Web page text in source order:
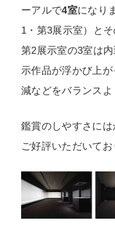
ーアルで4室になり
1・第3展示室）と
第2展示室の3室は
示作品が浮かび上
減などをバランスよ
鑑賞のしやすさに
ご好評いただいてお